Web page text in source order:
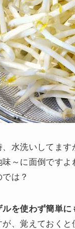
、水洗いしてま
～に面倒です
は？
ルを使わず簡単に
、覚えておくと